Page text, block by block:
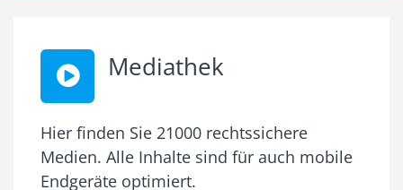
Mediathek
Hier finden Sie 21000 rechtssichere
Medien. Alle Inhalte sind für auch mobile
Endgeräte optimiert.